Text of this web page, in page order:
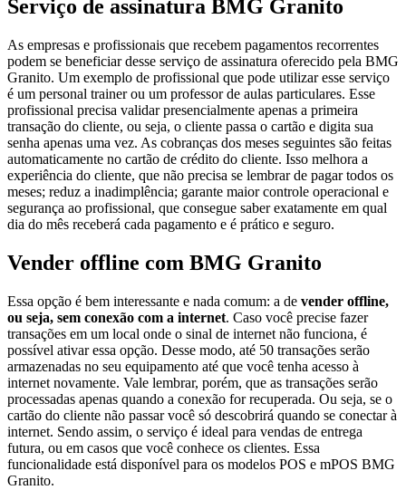
Serviço de assinatura BMG Granito
As empresas e profissionais que recebem pagamentos recorrentes
podem se beneficiar desse serviço de assinatura oferecido pela BMG
Granito. Um exemplo de profissional que pode utilizar esse serviço
é um personal trainer ou um professor de aulas particulares. Esse
profissional precisa validar presencialmente apenas a primeira
transação do cliente, ou seja, o cliente passa o cartão e digita sua
senha apenas uma vez. As cobranças dos meses seguintes são feitas
automaticamente no cartão de crédito do cliente. Isso melhora a
experiência do cliente, que não precisa se lembrar de pagar todos os
meses; reduz a inadimplência; garante maior controle operacional e
segurança ao profissional, que consegue saber exatamente em qual
dia do mês receberá cada pagamento e é prático e seguro.
Vender offline com BMG Granito
Essa opção é bem interessante e nada comum: a de vender offline,
ou seja, sem conexão com a internet. Caso você precise fazer
transações em um local onde o sinal de internet não funciona, é
possível ativar essa opção. Desse modo, até 50 transações serão
armazenadas no seu equipamento até que você tenha acesso à
internet novamente. Vale lembrar, porém, que as transações serão
processadas apenas quando a conexão for recuperada. Ou seja, se o
cartão do cliente não passar você só descobrirá quando se conectar à
internet. Sendo assim, o serviço é ideal para vendas de entrega
futura, ou em casos que você conhece os clientes. Essa
funcionalidade está disponível para os modelos POS e mPOS BMG
Granito.